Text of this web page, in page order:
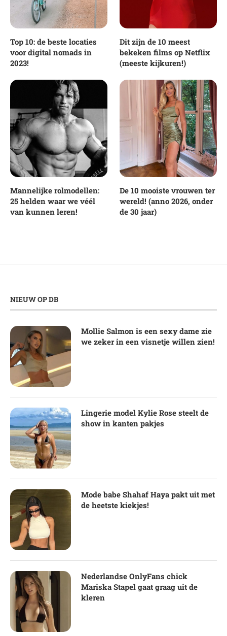
Top 10: de beste locaties
voor digital nomads in
2023!
Dit zijn de 10 meest
bekeken films op Netflix
(meeste kijkuren!)
Mannelijke rolmodellen:
25 helden waar we véél
van kunnen leren!
De 10 mooiste vrouwen ter
wereld! (anno 2026, onder
de 30 jaar)
NIEUW OP DB
Mollie Salmon is een sexy dame zie
we zeker in een visnetje willen zien!
Lingerie model Kylie Rose steelt de
show in kanten pakjes
Mode babe Shahaf Haya pakt uit met
de heetste kiekjes!
Nederlandse OnlyFans chick
Mariska Stapel gaat graag uit de
kleren